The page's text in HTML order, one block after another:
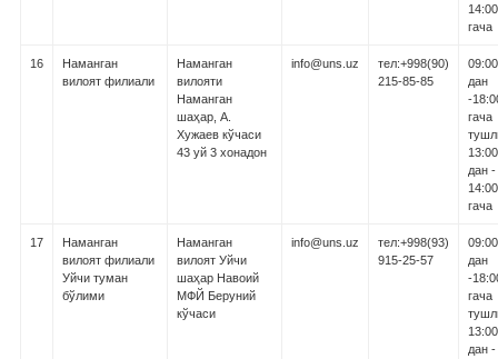
14:00
гача
16
Наманган
вилоят филиали
Наманган
вилояти
Наманган
шаҳар, А.
Хужаев кўчаси
43 уй 3 хонадон
info@uns.uz
тел:+998(90)
215-85-85
09:00
дан
-
гача
13:00
дан -
14:00
гача
17
Наманган
вилоят филиали
Уйчи туман
бўлими
Наманган
вилоят Уйчи
шаҳар Навоий
МФЙ Беруний
кўчаси
info@uns.uz
тел:+998(93)
915-25-57
09:00
дан
-
гача
13:00
дан -